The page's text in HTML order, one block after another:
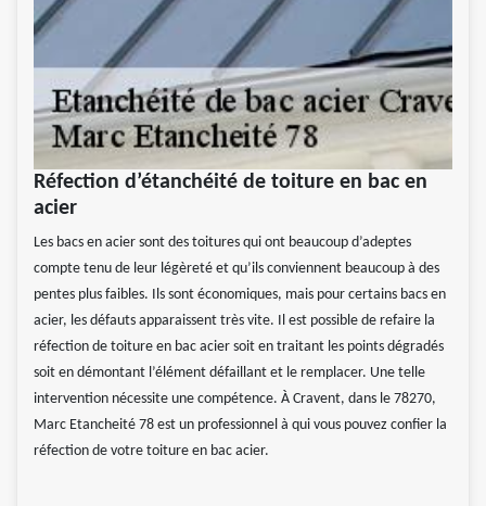
Réfection d’étanchéité de toiture en bac en
acier
Les bacs en acier sont des toitures qui ont beaucoup d’adeptes
compte tenu de leur légèreté et qu’ils conviennent beaucoup à des
pentes plus faibles. Ils sont économiques, mais pour certains bacs en
acier, les défauts apparaissent très vite. Il est possible de refaire la
réfection de toiture en bac acier soit en traitant les points dégradés
soit en démontant l’élément défaillant et le remplacer. Une telle
intervention nécessite une compétence. À Cravent, dans le 78270,
Marc Etancheité 78 est un professionnel à qui vous pouvez confier la
réfection de votre toiture en bac acier.